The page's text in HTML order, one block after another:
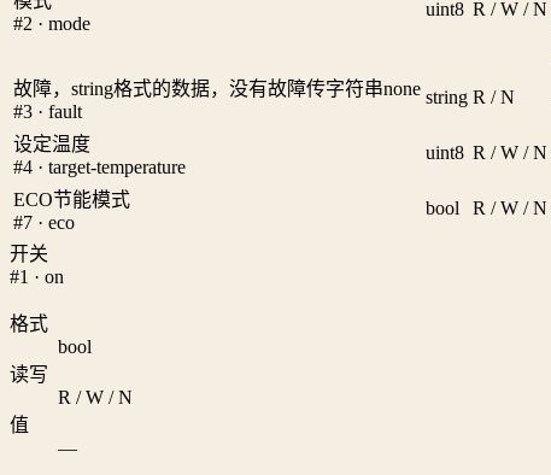
#2 · mode
uint8 R / W / N
故障，string格式的数据，没有故障传字符串none
#3 · fault
string R / N
设定温度
#4 · target-temperature
uint8 R / W / N
ECO节能模式
#7 · eco
bool R / W / N
开关
#1 · on
格式
bool
读写
R / W / N
值
—